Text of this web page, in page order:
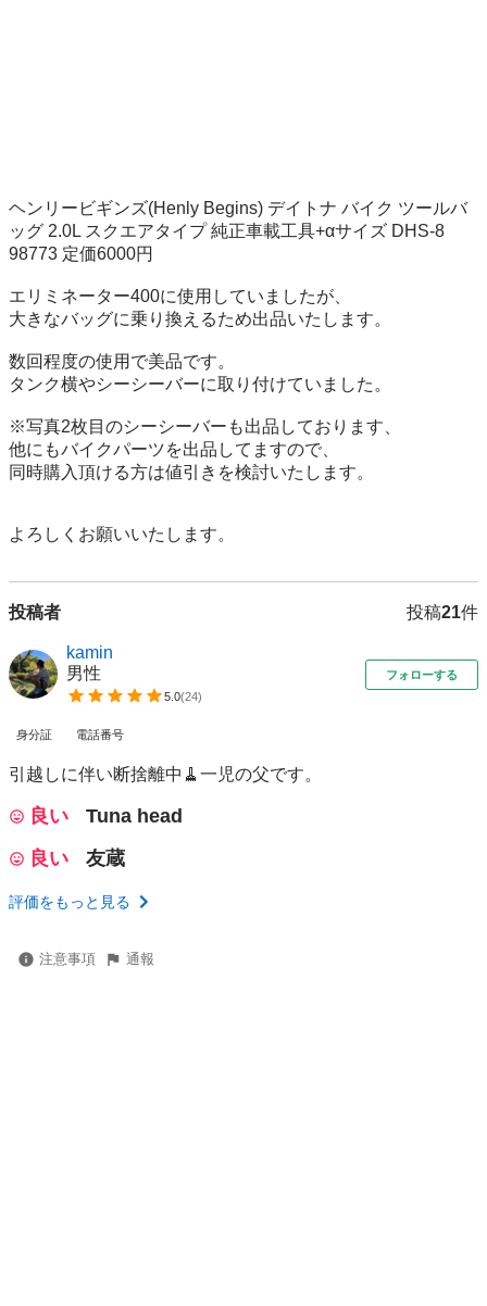
ヘンリービギンズ(Henly Begins) デイトナ バイク ツールバ
ッグ 2.0L スクエアタイプ 純正車載工具+αサイズ DHS-8
98773 定価6000円
エリミネーター400に使用していましたが、
大きなバッグに乗り換えるため出品いたします。
数回程度の使用で美品です。
タンク横やシーシーバーに取り付けていました。
※写真2枚目のシーシーバーも出品しております、
他にもバイクパーツを出品してますので、
同時購入頂ける方は値引きを検討いたします。
よろしくお願いいたします。
投稿者 投稿21件
kamin
男性
5.0(24)
フォローする
身分証 電話番号
引越しに伴い断捨離中🧹一児の父です。
良い
Tuna head
良い
友蔵
評価をもっと見る
注意事項 通報